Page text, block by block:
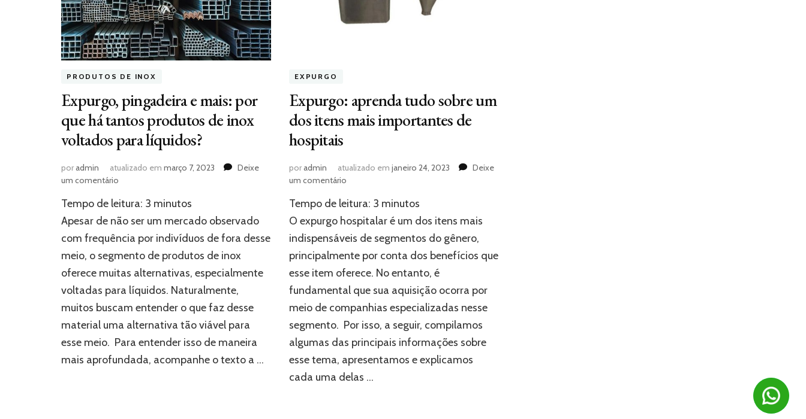
PRODUTOS DE INOX
Expurgo, pingadeira e mais: por
que há tantos produtos de inox
voltados para líquidos?
poradmin atualizado em março 7, 2023
Deixe
um comentário
pingadeira
e
por
que
há
tantos
produtos
de
voltados
para
líquidos?
Tempo de leitura: 3 minutos
Apesar de não ser um mercado observado
com frequência por indivíduos de fora desse
meio, o segmento de produtos de inox
oferece muitas alternativas, especialmente
voltadas para líquidos. Naturalmente,
muitos buscam entender o que faz desse
material uma alternativa tão viável para
esse meio. Para entender isso de maneira
mais aprofundada, acompanhe o texto a …
EXPURGO
Expurgo: aprenda tudo sobre um
dos itens mais importantes de
hospitais
poradmin atualizado em janeiro 24, 2023
Deixe
um comentárioem
aprenda
tudo
sobre
um
dos
mais
importantes
de
Tempo de leitura: 3 minutos
O expurgo hospitalar é um dos itens mais
indispensáveis de segmentos do gênero,
principalmente por conta dos benefícios que
esse item oferece. No entanto, é
fundamental que sua aquisição ocorra por
meio de companhias especializadas nesse
segmento. Por isso, a seguir, compilamos
algumas das principais informações sobre
esse tema, apresentamos e explicamos
cada uma delas …